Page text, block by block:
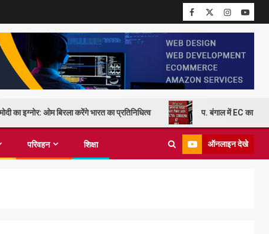
का इग्नोर: ओम बिरला करेंगे भारत का प्रतिनिधित्व प. बंगाल में EC का कड़ा
परिवहन शिक्षा ऑनलाइन देखे